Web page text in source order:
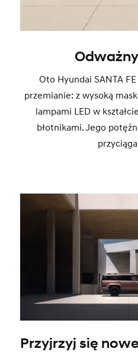
Oto Hyundai SANTA
przemianie: z wysoką
lampami LED w
błotnikami. Jego
Przyjrzyj się